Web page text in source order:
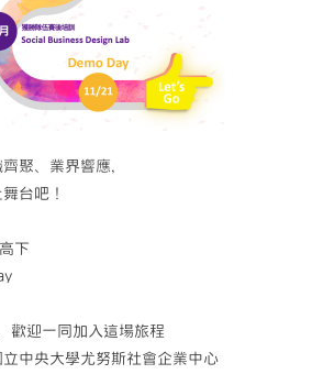
聚、業界響應，
台吧！
下
歡迎一同加入這場旅程
立中央大學尤努斯社會企業中心